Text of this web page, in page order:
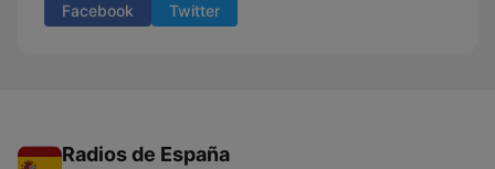
Facebook Twitter
Radios de España